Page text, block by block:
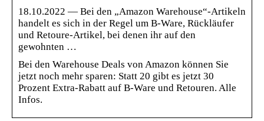
18.10.2022 — Bei den „Amazon Warehouse“-Artikeln
handelt es sich in der Regel um B-Ware, Rückläufer
und Retoure-Artikel, bei denen ihr auf den
gewohnten …
Bei den Warehouse Deals von Amazon können Sie
jetzt noch mehr sparen: Statt 20 gibt es jetzt 30
Prozent Extra-Rabatt auf B-Ware und Retouren. Alle
Infos.